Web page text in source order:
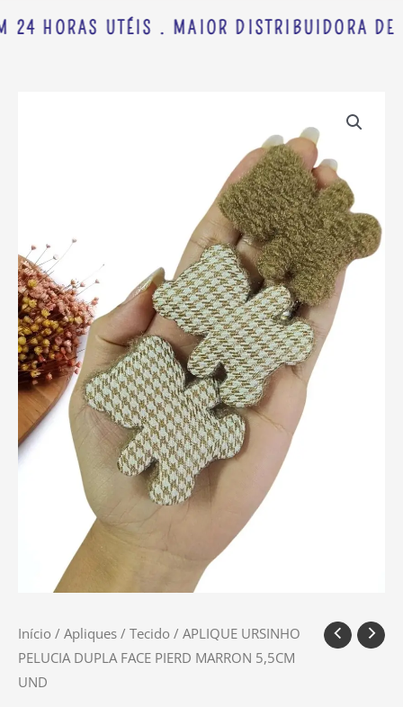
24 HORAS UTÉIS . MAIOR DISTRIBUIDORA DE
Início / Apliques / Tecido / APLIQUE URSINHO
PELUCIA DUPLA FACE PIERD MARRON 5,5CM
UND
MARRON
5,5CM
UND
quantidade